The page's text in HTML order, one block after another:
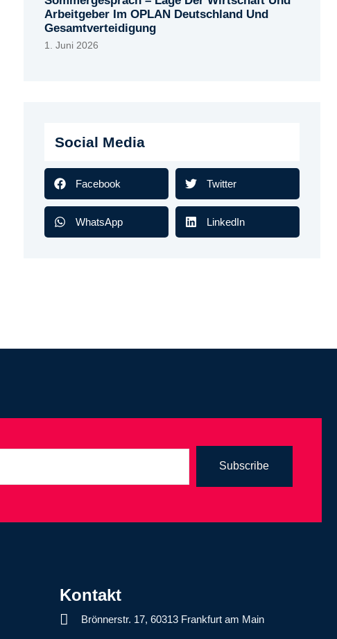
Arbeitgeber Im OPLAN Deutschland Und
Gesamtverteidigung
1. Juni 2026
Social Media
Facebook Twitter
WhatsApp LinkedIn
Subscribe
Kontakt
Brönnerstr. 17, 60313 Frankfurt am Main